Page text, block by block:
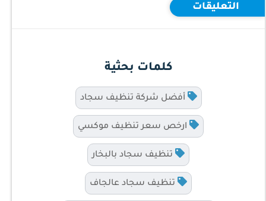
التعليقات
كلمات بحثية
أفضل شركة تنظيف سجاد
ارخص سعر تنظيف موكسي
تنظيف سجاد بالبخار
تنظيف سجاد عالجاف